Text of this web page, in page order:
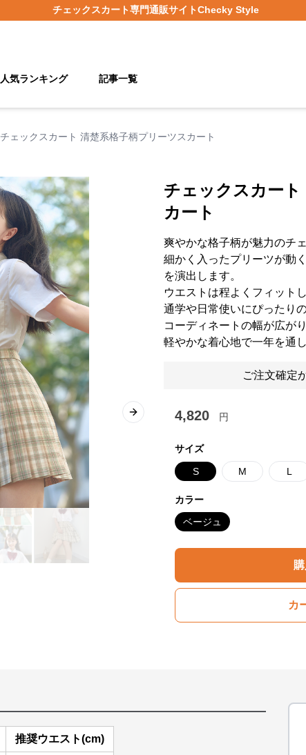
チェックスカート専門通販サイトChecky Style
人気ランキング 記事一覧
チェックスカート 清楚系格子柄プリーツスカート
Next slide
チェックスカート
カート
爽やかな格子柄が魅力のチ
細かく入ったプリーツが動
を演出します。
ウエストは程よくフィット
通学や日常使いにぴったり
コーディネートの幅が広がり
軽やかな着心地で一年を通
ご注文確定
4,820 円
サイズ
S M L
カラー
ベージュ
カ
推奨ウエスト(cm)